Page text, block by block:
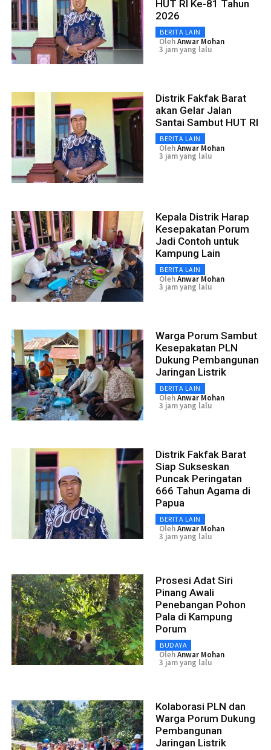
HUT RI Ke-81 Tahun
2026
BERITA LAIN
OlehAnwar Mohan
3 jam yang lalu
Distrik Fakfak Barat
akan Gelar Jalan
Santai Sambut HUT RI
BERITA LAIN
OlehAnwar Mohan
3 jam yang lalu
Kepala Distrik Harap
Kesepakatan Porum
Jadi Contoh untuk
Kampung Lain
BERITA LAIN
OlehAnwar Mohan
3 jam yang lalu
Warga Porum Sambut
Kesepakatan PLN
Dukung Pembangunan
Jaringan Listrik
BERITA LAIN
OlehAnwar Mohan
3 jam yang lalu
Distrik Fakfak Barat
Siap Sukseskan
Puncak Peringatan
666 Tahun Agama di
Papua
BERITA LAIN
OlehAnwar Mohan
3 jam yang lalu
Prosesi Adat Siri
Pinang Awali
Penebangan Pohon
Pala di Kampung
Porum
BUDAYA
OlehAnwar Mohan
3 jam yang lalu
Kolaborasi PLN dan
Warga Porum Dukung
Pembangunan
Jaringan Listrik